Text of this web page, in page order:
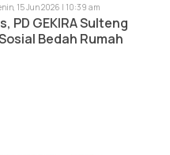
15 Jun 2026 | 10:39 am
PD GEKIRA Sulteng
Bedah Rumah